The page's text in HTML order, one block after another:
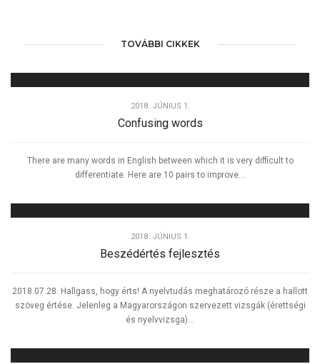
TOVÁBBI CIKKEK
2018. JÚNIUS 1.
Confusing words
There are many words in English between which it is very difficult to
differentiate. Here are 10 pairs to improve...
2018. JÚNIUS 1.
Beszédértés fejlesztés
2018.07.28. Hallgass, hogy érts! A nyelvtudás meghatározó része a hallott
szöveg értése. Jelenleg a Magyarországon szervezett vizsgák (érettségi
és nyelvvizsga)...